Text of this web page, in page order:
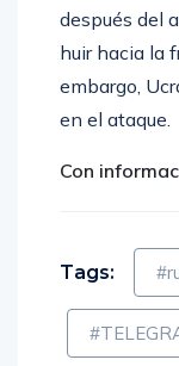
después del
huir hacia la
embargo,
en el ataque.
Con
Tags: